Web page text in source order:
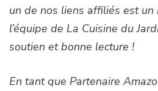
un de nos liens affiliés est
l’équipe de La Cuisine du
soutien et bonne lecture !
En tant que Partenaire